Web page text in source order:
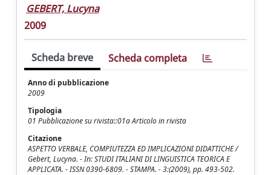
GEBERT, Lucyna
2009
Scheda breve Scheda completa
Anno di pubblicazione
2009
Tipologia
01 Pubblicazione su rivista::01a Articolo in rivista
Citazione
ASPETTO VERBALE, COMPIUTEZZA ED IMPLICAZIONI DIDATTICHE /
Gebert, Lucyna. - In: STUDI ITALIANI DI LINGUISTICA TEORICA E
APPLICATA. - ISSN 0390-6809. - STAMPA. - 3:(2009), pp. 493-502.